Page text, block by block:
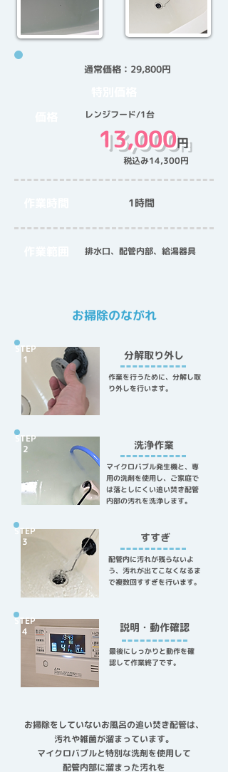
通常価格：29,800円
レンジフード/1台
13,000円
税込み14,300円
​1時間
排水口、配管内部、給湯器具
お掃除のながれ
STEP
1
分解取り外し
作業を行うために、分解し取
り外しを行います。
STEP
2
洗浄作業
マイクロバブル発生機と、専
用の洗剤を使用し、ご家庭で
は落としにくい追い焚き配管
内部の汚れを洗浄します。
STEP
3
すすぎ
配管内に汚れが残らないよ
う、汚れが出てこなくなるま
で複数回すすぎを行います。
STEP
​4
説明・動作確認
最後にしっかりと動作を確
認して作業終了です。
お掃除をしていないお風呂の追い焚き配管は、
汚れや雑菌が溜まっています。
マイクロバブルと特別な洗剤を使用して
配管内部に溜まった汚れを